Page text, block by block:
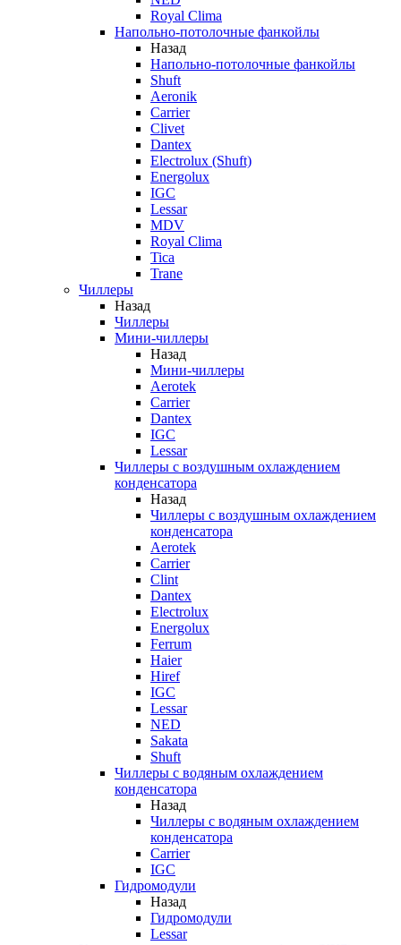
Royal Clima
Напольно-потолочные фанкойлы
Назад
Напольно-потолочные фанкойлы
Shuft
Aeronik
Carrier
Clivet
Dantex
Electrolux (Shuft)
Energolux
IGC
Lessar
MDV
Royal Clima
Tica
Trane
Чиллеры
Назад
Чиллеры
Мини-чиллеры
Назад
Мини-чиллеры
Aerotek
Carrier
Dantex
IGC
Lessar
Чиллеры с воздушным охлаждением
конденсатора
Назад
Чиллеры с воздушным охлаждением
конденсатора
Aerotek
Carrier
Clint
Dantex
Electrolux
Energolux
Ferrum
Haier
Hiref
IGC
Lessar
NED
Sakata
Shuft
Чиллеры с водяным охлаждением
конденсатора
Назад
Чиллеры с водяным охлаждением
конденсатора
Carrier
IGC
Гидромодули
Назад
Гидромодули
Lessar